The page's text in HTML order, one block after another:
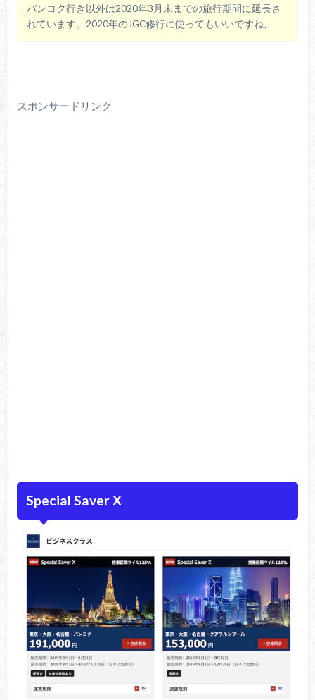
バンコク行き以外は2020年3月末までの旅行期間に延長さ
れています。2020年のJGC修行に使ってもいいですね。
スポンサードリンク
Special Saver X